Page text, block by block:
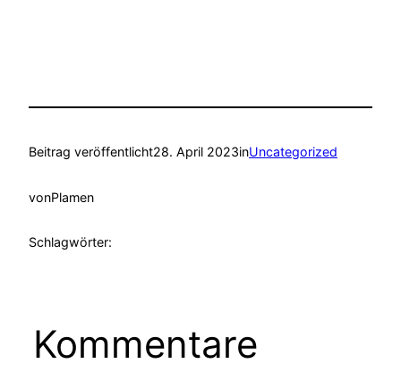
Beitrag veröffentlicht28. April 2023inUncategorized
vonPlamen
Schlagwörter:
Kommentare